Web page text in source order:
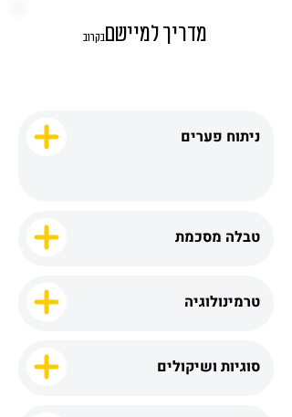
מדריך למיישםבקרוב
ניתוח פערים
טבלה מסכמת
טרמינולוגיה
סוגיות ושיקולים